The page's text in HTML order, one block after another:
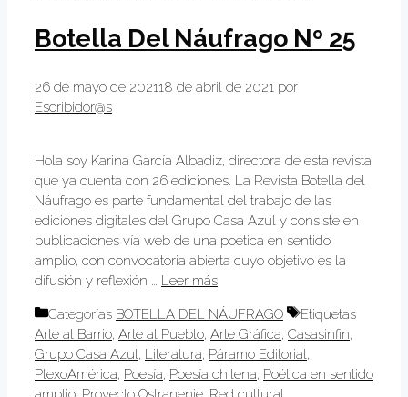
Botella Del Náufrago Nº 25
26 de mayo de 202118 de abril de 2021 por
Escribidor@s
Hola soy Karina García Albadiz, directora de esta revista
que ya cuenta con 26 ediciones. La Revista Botella del
Náufrago es parte fundamental del trabajo de las
ediciones digitales del Grupo Casa Azul y consiste en
publicaciones vía web de una poética en sentido
amplio, con convocatoria abierta cuyo objetivo es la
difusión y reflexión … Leer más
Categorías BOTELLA DEL NÁUFRAGO
Etiquetas
Arte al Barrio, Arte al Pueblo, Arte Gráfica, Casasinfin,
Grupo Casa Azul, Literatura, Páramo Editorial,
PlexoAmérica, Poesía, Poesía chilena, Poética en sentido